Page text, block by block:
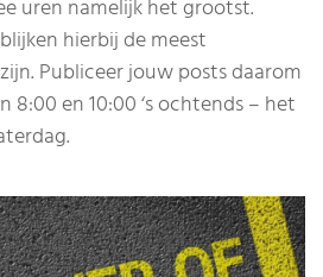
uren namelijk het grootst.
hierbij de meest
Publiceer jouw posts daarom
8:00 en 10:00 ‘s ochtends – het